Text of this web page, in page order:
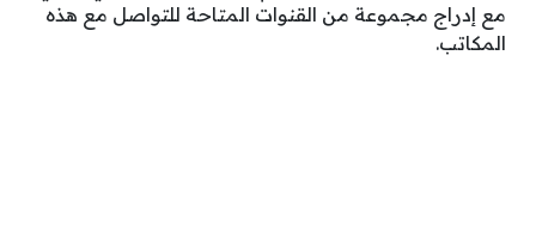
مع إدراج مجموعة من القنوات المتاحة للتواصل مع هذه
المكاتب.